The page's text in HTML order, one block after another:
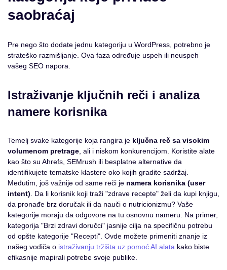
saobraćaj
Pre nego što dodate jednu kategoriju u WordPress, potrebno je
strateško razmišljanje. Ova faza određuje uspeh ili neuspeh
vašeg SEO napora.
Istraživanje ključnih reči i analiza
namere korisnika
Temelj svake kategorije koja rangira je ključna reč sa visokim
volumenom pretrage , ali i niskom konkurencijom. Koristite alate
kao što su Ahrefs, SEMrush ili besplatne alternative da
identifikujete tematske klastere oko kojih gradite sadržaj.
Međutim, još važnije od same reči je namera korisnika (user
intent) . Da li korisnik koji traži "zdrave recepte" želi da kupi knjigu,
da pronađe brz doručak ili da nauči o nutricionizmu? Vaše
kategorije moraju da odgovore na tu osnovnu nameru. Na primer,
kategorija "Brzi zdravi doručci" jasnije cilja na specifičnu potrebu
od opšte kategorije "Recepti". Ovde možete primeniti znanje iz
našeg vodiča o istraživanju tržišta uz pomoć AI alata kako biste
efikasnije mapirali potrebe svoje publike.